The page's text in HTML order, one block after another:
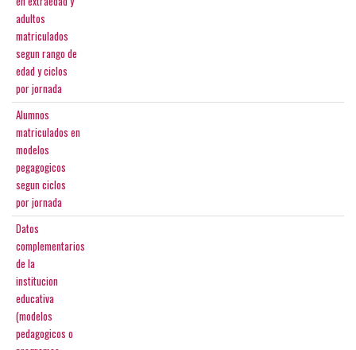
adultos
matriculados
segun rango de
edad y ciclos
por jornada
Alumnos
matriculados en
modelos
pegagogicos
segun ciclos
por jornada
Datos
complementarios
de la
institucion
educativa
(modelos
pedagogicos o